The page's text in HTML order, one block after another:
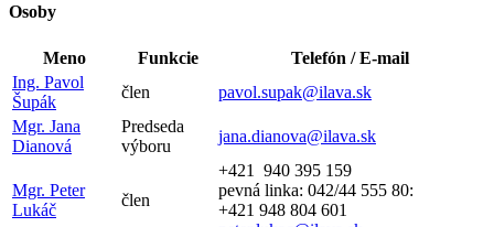
Osoby
Meno Funkcie
Telefón / E-mail
Ing. Pavol
Šupák
člen
pavol.supak@ilava.sk
Mgr. Jana
Dianová
Predseda
výboru
jana.dianova@ilava.sk
Mgr. Peter
Lukáč
člen
+421 940 395 159
pevná linka: 042/44 555 80:
+421 948 804 601